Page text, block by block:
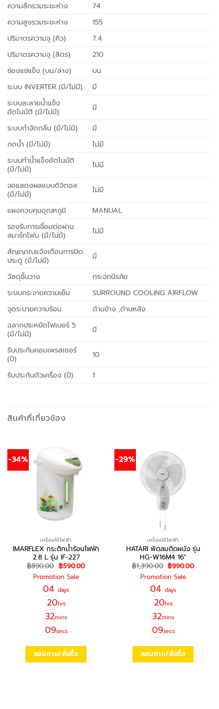
ความลึกรวมระยะห่าง
74
ความสูงรวมระยะห่าง
155
ปริมาตรความจุ (คิว)
7.4
ปริมาตรความจุ (ลิตร)
210
ช่องแช่แข็ง (บน/ล่าง)
บน
ระบบ INVERTER (มี/ไม่มี)
มี
ระบบละลายน้ำแข็ง
อัตโนมัติ (มี/ไม่มี)
มี
ระบบกำจัดกลิ่น (มี/ไม่มี)
มี
กดน้ำ (มี/ไม่มี)
ไม่มี
ระบบทำน้ำแข็งอัตโนมัติ
(มี/ไม่มี)
ไม่มี
จอแสดงผลแบบดิจิตอล
(มี/ไม่มี)
ไม่มี
แผงควบคุมอุณหภูมิ
MANUAL
รองรับการเชื่อมต่อผ่าน
สมาร์ทโฟน (มี/ไม่มี)
ไม่มี
สัญญาณแจ้งเตือนการปิด
ประตู (มี/ไม่มี)
มี
วัสดุชั้นวาง
กระจกนิรภัย
ระบบกระจายความเย็น
SURROUND COOLING AIRFLOW
จุดระบายความร้อน
ด้านข้าง ,ด้านหลัง
ฉลากประหยัดไฟเบอร์ 5
(มี/ไม่มี)
มี
รับประกันคอมเพรสเซอร์
(ปี)
10
รับประกันตัวเครื่อง (ปี)
1
สินค้าที่เกี่ยวข้อง
-34%
เครื่องใช้ไฟฟ้า
IMARFLEX กระติกน้ำร้อนไฟฟ้า
2.8 L รุ่น IF-227
฿890.00 Original
price
was:
฿590.00Current
Promotion Sale
04 days
20hrs
32mins
09secs
สอบถาม/สั่งซื้อ
-29%
เครื่องใช้ไฟฟ้า
HATARI พัดลมติดผนัง รุ่น
HG-W16M4 16″
฿1,390.00 Original
price
was:
฿990.00Current
Promotion Sale
04 days
20hrs
32mins
09secs
สอบถาม/สั่งซื้อ